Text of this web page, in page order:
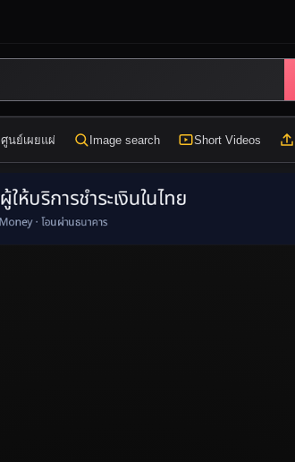
ศูนย์เผยแผ่ Image search Short Videos